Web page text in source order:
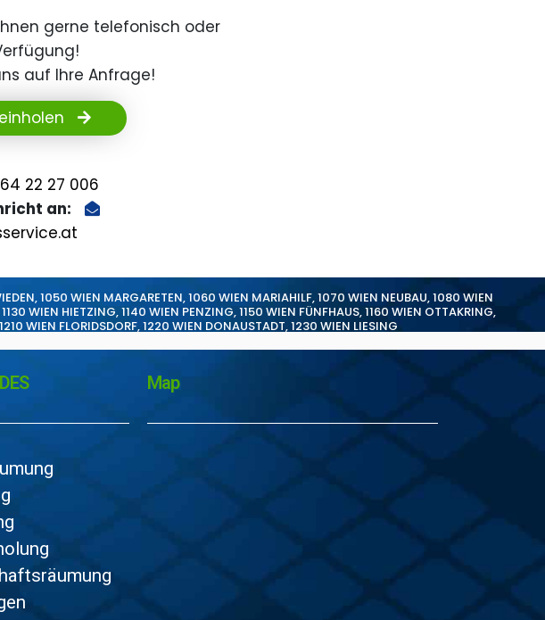
gerne telefonisch oder
auf Ihre Anfrage!
22 27 006
an:
,1050 WIEN MARGARETEN,1060 WIEN MARIAHILF,1070 WIEN NEUBAU,1080 WIEN
1130 WIEN HIETZING,1140 WIEN PENZING,1150 WIEN FÜNFHAUS,1160 WIEN OTTAKRING,
1210 WIEN FLORIDSDORF,1220 WIEN DONAUSTADT,1230 WIEN LIESING
Map